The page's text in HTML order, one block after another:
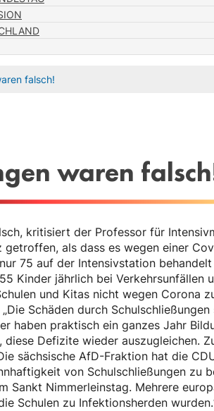
falsch!
waren
kritisiert der Professor für
als dass es wegen einer
75 auf der Intensivstation
Kinder jährlich bei Verkehrsunfällen
und Kitas nicht wegen Corona
Schäden durch
haben praktisch ein ganzes Jahr
Defizite wieder auszugleichen.
sächsische AfD-Fraktion hat die
von Schulschließungen zu
Sankt Nimmerleinstag. Mehrere
Schulen zu Infektionsherden